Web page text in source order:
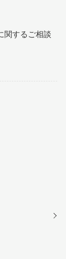
関するご相談